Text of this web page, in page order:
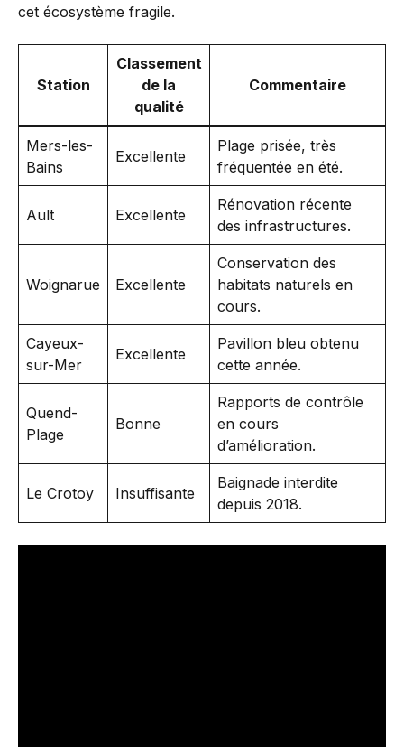
cet écosystème fragile.
Station
Classement
de la
qualité
Commentaire
Mers-les-
Bains
Excellente
Plage prisée, très
fréquentée en été.
Ault Excellente
Rénovation récente
des infrastructures.
Woignarue Excellente
Conservation des
habitats naturels en
cours.
Cayeux-
sur-Mer
Excellente
Pavillon bleu obtenu
cette année.
Quend-
Plage
Bonne
Rapports de contrôle
en cours
d’amélioration.
Le Crotoy Insuffisante
Baignade interdite
depuis 2018.